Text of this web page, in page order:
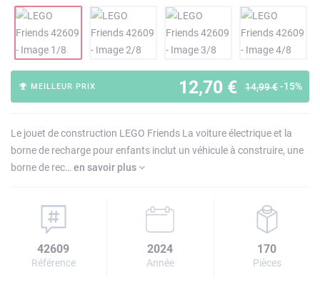
12,70 € 14,99 €-15%
MEILLEUR PRIX
Le jouet de construction LEGO Friends La voiture électrique et la
borne de recharge pour enfants inclut un véhicule à construire, une
borne de rec… en savoir plus
42609
Référence
2024
Année
170
Pièces